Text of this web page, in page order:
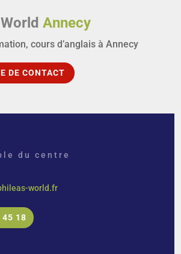
Annecy
cours d’anglais à Annecy
DE CONTACT
du centre
world.fr
45 18